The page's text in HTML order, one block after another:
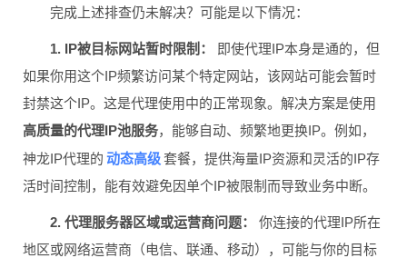
完成上述排查仍未解决？可能是以下情况：
1. IP被目标网站暂时限制：
即使代理IP本身是通的，但
如果你用这个IP频繁访问某个特定网站，该网站可能会暂时
封禁这个IP。这是代理使用中的正常现象。解决方案是使用
高质量的代理IP池服务，能够自动、频繁地更换IP。例如，
神龙IP代理的 动态高级 套餐，提供海量IP资源和灵活的IP存
活时间控制，能有效避免因单个IP被限制而导致业务中断。
2. 代理服务器区域或运营商问题：
你连接的代理IP所在
地区或网络运营商（电信、联通、移动），可能与你的目标